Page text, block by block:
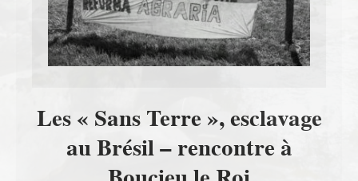
Les « Sans Terre », esclavage
au Brésil – rencontre à